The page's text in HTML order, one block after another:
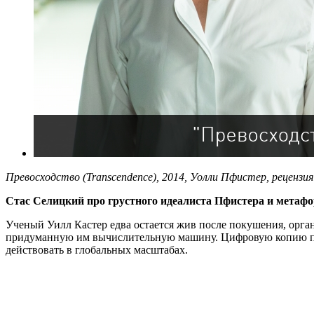
Превосходство (Transcendence), 2014, Уолли Пфистер, рецензия
Стас Селицкий про грустного идеалиста Пфистера и
Ученый Уилл Кастер едва остается жив после покушения,
придуманную им вычислительную машину. Цифровую копию
действовать в глобальных масштабах.